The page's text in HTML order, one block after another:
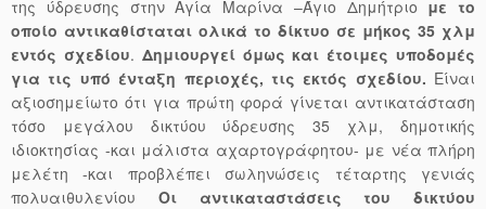
της ύδρευσης στην Αγία Μαρίνα –Άγιο Δημήτριο με το
οποίο αντικαθίσταται ολικά το δίκτυο σε μήκος 35 χλμ
εντός σχεδίου. Δημιουργεί όμως και έτοιμες υποδομές
για τις υπό ένταξη περιοχές, τις εκτός σχεδίου. Είναι
αξιοσημείωτο ότι για πρώτη φορά γίνεται αντικατάσταση
τόσο μεγάλου δικτύου ύδρευσης 35 χλμ, δημοτικής
ιδιοκτησίας -και μάλιστα αχαρτογράφητου- με νέα πλήρη
μελέτη -και προβλέπει σωληνώσεις τέταρτης γενιάς
πολυαιθυλενίου Οι αντικαταστάσεις του δικτύου